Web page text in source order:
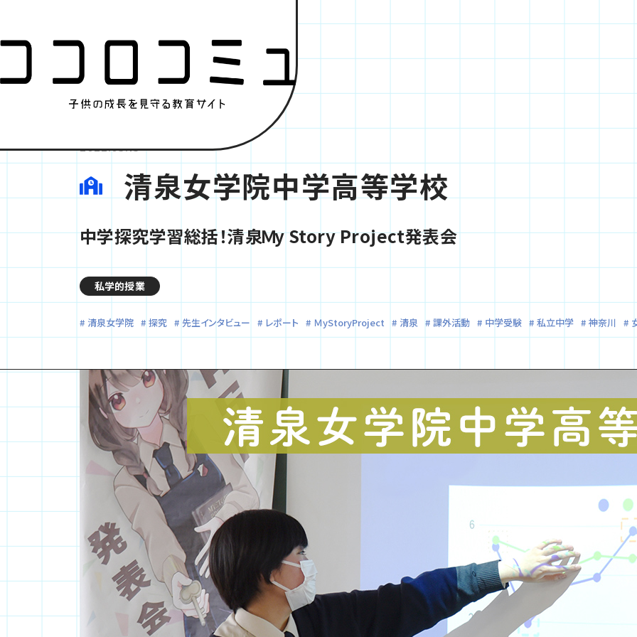
2022.05.13
清泉女学院中学高等学校
中学探究学習総括！清泉Ｍy Story Project発表会
私学的授業
清泉女学院 探究 先生インタビュー レポート ＭyStoryProject 清泉 課外活動 中学受験 私立中学 神奈川